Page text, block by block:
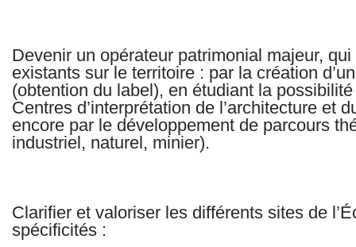
Devenir un opérateur patrimonial majeur,
existants sur le territoire : par la création
(obtention du label), en étudiant la possibilité
Centres d’interprétation de l’architecture et
encore par le développement de parcours
industriel, naturel, minier).
Clarifier et valoriser les différents sites de
spécificités :